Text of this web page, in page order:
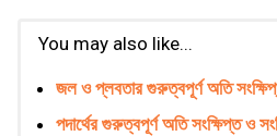
You may also like...
জল ও প্লবতার গুরুত্বপূর্ণ অতি
পদার্থের গুরুত্বপূর্ণ অতি সংক্ষিপ্ত ও